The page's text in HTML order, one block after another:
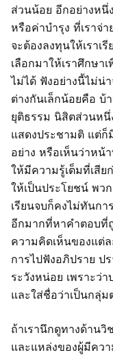
ส่วนน้อย อีกอย่างหนึ่
หรือค่าบำรุง ที่เราจ่
จะต้องลงทุนให้เราเ
เลือกมาให้เราศึกษ
ไม่ได้ ฟังอย่างนี้ไม่น่
ต่างกันเล็กน้อยคือ บ้
ยุติธรรม นิสิตส่วนหนึ่
แสดงประชามติ แต่ก็
อย่าง หรือเห็นว่าหน้
ให้มีความรู้เต็มที่เสีย
ให้เป็นประโยชน์ พว
เรียนจบก็คงไม่ทันก
อีกมากที่หาคำตอบที่
ความคิดเห็นของแต่
การไปฟังอภิปราย ป
ระวังหน่อย เพราะว่
และใส่ชื่อว่าเป็นกลุ่
ถ้าเรานึกดูทางด้าน
และแหล่งของผู้มีคว